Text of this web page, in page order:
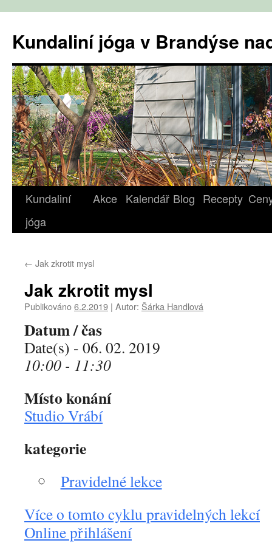
obsahu
webu
Kundaliní jóga v Brandýse
Kundaliní
jóga
Akce Kalendář Blog Recepty
← Jak zkrotit mysl
Jak zkrotit mysl
Publikováno6.2.2019 | Autor: Šárka Handlová
Datum / čas
Date(s) - 06. 02. 2019
10:00 - 11:30
Místo konání
Studio Vrábí
kategorie
Pravidelné lekce
Více o tomto cyklu pravidelných lekcí
Online přihlášení